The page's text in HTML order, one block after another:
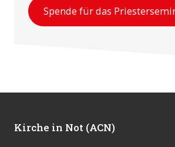
Spende für das
Kirche in Not (ACN)